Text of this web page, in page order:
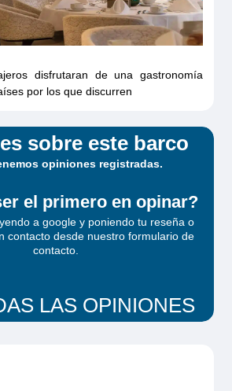
disfrutaran de una gastronomía
por los que discurren
sobre este barco
opiniones registradas.
el primero en opinar?
a google y poniendo tu reseña o
contacto desde nuestro formulario de
contacto
LAS OPINIONES